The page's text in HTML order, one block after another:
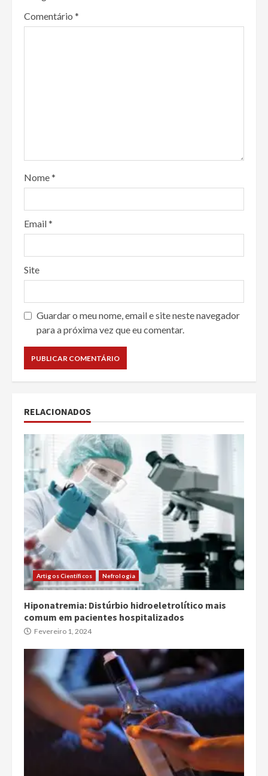
Comentário *
Nome*
Email*
Site
Guardar o meu nome, email e site neste navegador
para a próxima vez que eu comentar.
RELACIONADOS
Artigos Científicos Nefrologia
Hiponatremia: Distúrbio hidroeletrolítico mais
comum em pacientes hospitalizados
Fevereiro 1, 2024